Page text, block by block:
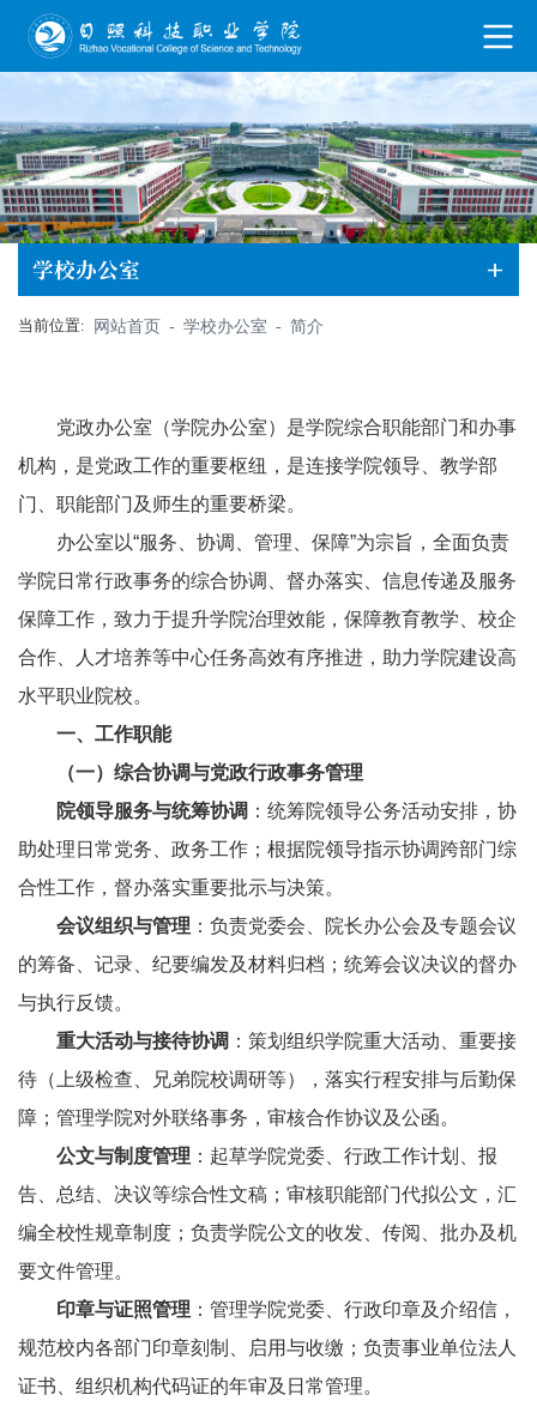
学校办公室
当前位置: 网站首页 - 学校办公室 - 简介
党政办公室（学院办公室）是学院综合职能部门和办事
机构，是党政工作的重要枢纽，是连接学院领导、教学部
门、职能部门及师生的重要桥梁。
办公室以“服务、协调、管理、保障”为宗旨，全面负责
学院日常行政事务的综合协调、督办落实、信息传递及服务
保障工作，致力于提升学院治理效能，保障教育教学、校企
合作、人才培养等中心任务高效有序推进，助力学院建设高
水平职业院校。
一、 工作职能
（一） 综合协调与党政行政事务管理
院领导服务与统筹协调 ：统筹院领导公务活动安排，协
助处理日常党务、政务工作；根据院领导指示协调跨部门综
合性工作，督办落实重要批示与决策。
会议组织与管理 ：负责党委会、院长办公会及专题会议
的筹备、记录、纪要编发及材料归档；统筹会议决议的督办
与执行反馈。
重大活动与接待协调 ：策划组织学院重大活动、重要接
待（上级检查、兄弟院校调研等），落实行程安排与后勤保
障；管理学院对外联络事务，审核合作协议及公函。
公文与制度管理 ：起草学院党委、行政工作计划、报
告、总结、决议等综合性文稿；审核职能部门代拟公文，汇
编全校性规章制度；负责学院公文的收发、传阅、批办及机
要文件管理。
印章与证照管理 ：管理学院党委、行政印章及介绍信，
规范校内各部门印章刻制、启用与收缴；负责事业单位法人
证书、组织机构代码证的年审及日常管理。